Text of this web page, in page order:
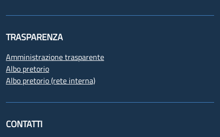
TRASPARENZA
Amministrazione trasparente
Albo pretorio
Albo pretorio (rete interna)
CONTATTI